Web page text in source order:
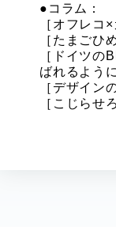
●コラム：
［オフレコ
［たまごひ
［ドイツの
ばれるよう
［デザイン
［こじらせ